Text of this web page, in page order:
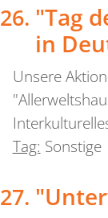
"Tag
in
Unsere
Tag: Sonstige